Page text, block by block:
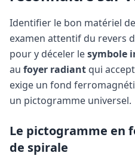
Identifier le bon matériel
examen attentif du revers
pour y déceler lesymbole
au foyer radiant qui
exige un fond
un pictogramme universel.
Le pictogramme en
de spirale